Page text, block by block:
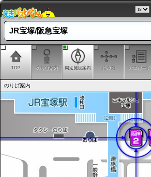
JR宝塚/阪急宝塚
TOP のりば案内 周辺施設案内 路線図 バス停一覧
のりば案内